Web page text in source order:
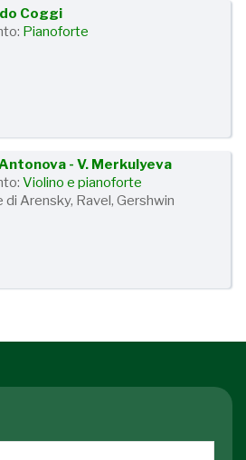
Coggi
Pianoforte
- V. Merkulyeva
Violino e pianoforte
di Arensky, Ravel, Gershwin